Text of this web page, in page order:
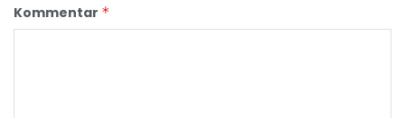
Kommentar *